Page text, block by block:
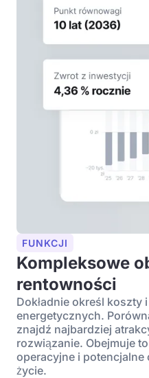
FUNKCJI
Kompleksowe
rentowności
Dokładnie określ
energetycznych.
znajdź najbardziej
rozwiązanie. Obejmuje
operacyjne i potencjalne
życie.